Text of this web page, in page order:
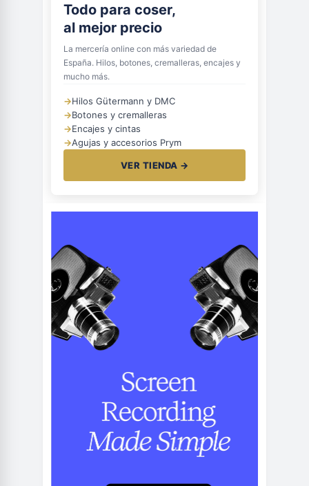
Todo para coser,
al mejor precio
La mercería online con más variedad de
España. Hilos, botones, cremalleras, encajes y
mucho más.
→Hilos Gütermann y DMC
→Botones y cremalleras
→Encajes y cintas
→Agujas y accesorios Prym
VER TIENDA →